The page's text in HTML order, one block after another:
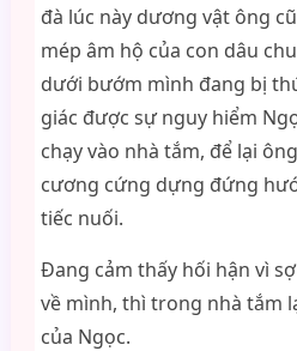
đà lúc này dương vật ông
mép âm hộ của con dâu
dưới bướm mình đang bị
giác được sự nguy hiểm
chạy vào nhà tắm, để lại
cương cứng dựng đứng
tiếc nuối.
Đang cảm thấy hối hận vì
về mình, thì trong nhà tắm
của Ngọc.